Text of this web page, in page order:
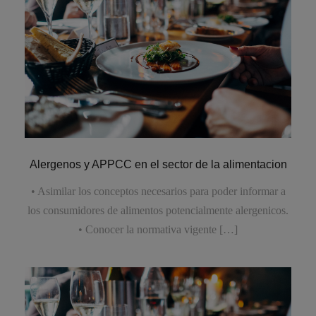
Alergenos y APPCC en el sector de la alimentacion
• Asimilar los conceptos necesarios para poder informar a
los consumidores de alimentos potencialmente alergenicos.
• Conocer la normativa vigente […]